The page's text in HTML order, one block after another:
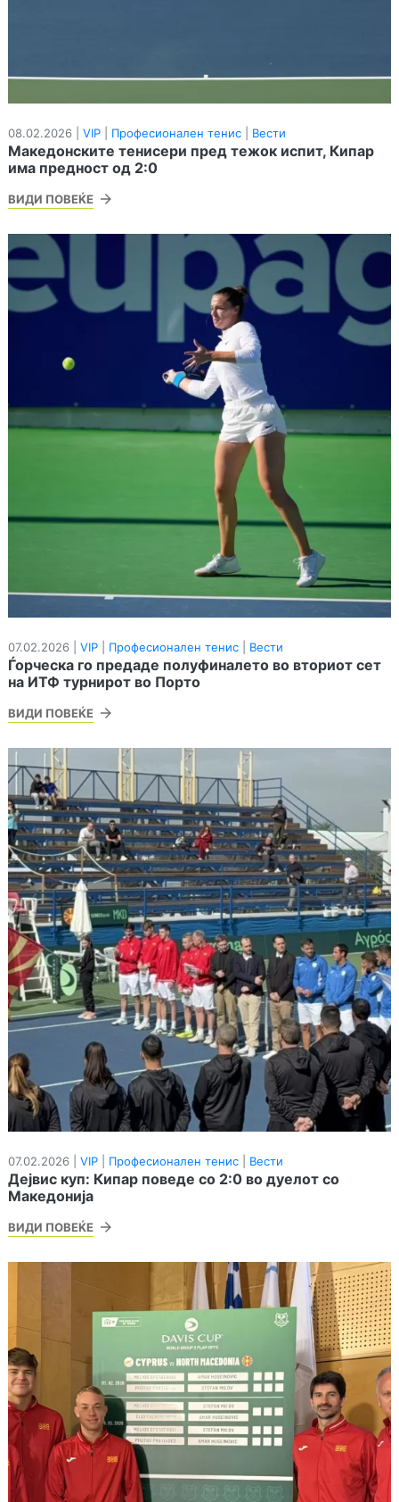
08.02.2026 | VIP Професионален тенис Вести
Македонските тенисери пред тежок испит, Кипар
има предност од 2:0
ВИДИ ПОВЕЌЕ
07.02.2026 | VIP Професионален тенис Вести
Ѓорческа го предаде полуфиналето во вториот сет
на ИТФ турнирот во Порто
ВИДИ ПОВЕЌЕ
07.02.2026 | VIP Професионален тенис Вести
Дејвис куп: Кипар поведе со 2:0 во дуелот со
Македонија
ВИДИ ПОВЕЌЕ